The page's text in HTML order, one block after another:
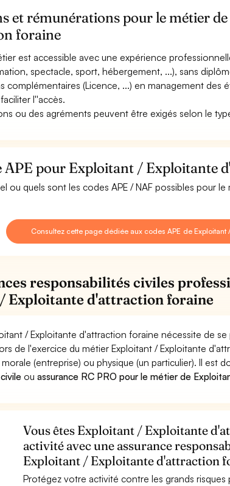
et rémunérations pour le métier
foraine
est accessible avec une expérience
spectacle, sport, hébergement, ...), sans
complémentaires (Licence, ...) en management des
l''accès.
ou des agréments peuvent être exigés selon le
APE pour Exploitant / Exploitante
ou quels sont les codes APE / NAF possibles pour
Consultez cette page dédiée aux codes APE de
responsabilités civiles
Exploitante d'attraction foraine
/ Exploitante d'attraction foraine nécessite de
de l'exercice du métier Exploitant / Exploitante
(entreprise) ou physique (un particulier). Il est
ouassurance RC PRO pour le métier de
Vous êtes Exploitant / Exploitante
activité avec une assurance
Exploitant / Exploitante d'attraction
Protégez votre activité contre les grands